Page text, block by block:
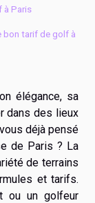
à Paris
bon tarif de golf à
élégance, sa
dans des lieux
déjà pensé
de Paris ? La
de terrains
et tarifs.
ou un golfeur